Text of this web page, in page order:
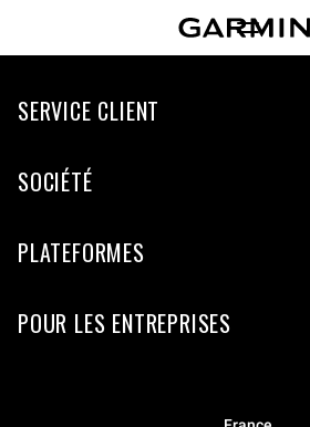
SERVICE CLIENT
SOCIÉTÉ
PLATEFORMES
POUR LES ENTREPRISES